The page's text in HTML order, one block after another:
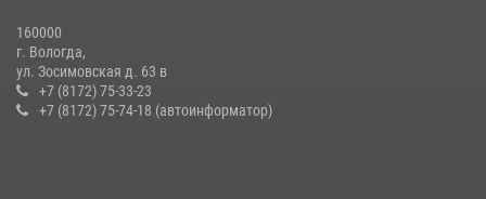
21 единицу оружия изъяли за минувшую неделю сотрудники
Росгвардии в Вологодской области
20 июля 2026, 10:47
160000
г. Вологда,
ул. Зосимовская д. 63 в
+7 (8172) 75-33-23
+7 (8172) 75-74-18 (автоинформатор)